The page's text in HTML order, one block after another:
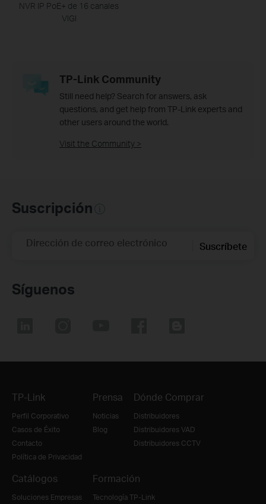
NVR IP PoE+ de 16 canales
VIGI
TP-Link Community
Still need help? Search for answers, ask
questions, and get help from TP-Link experts and
other users around the world.
Visit the Community >
Suscripción
Dirección de correo electrónico Suscríbete
Síguenos
TP-Link
Perfil Corporativo
Casos de Éxito
Contacto
Política de Privacidad
Prensa
Noticias
Blog
Dónde Comprar
Distribuidores
Distribuidores VAD
Distribuidores CCTV
Catálogos
Soluciones Empresas
Formación
Tecnología TP-Link